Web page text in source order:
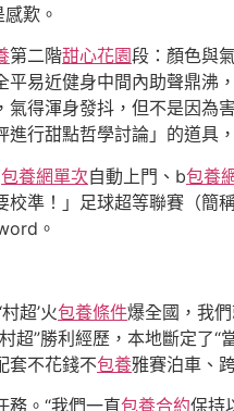
歎。
第二階甜心花園段：顏色與
平易近健身中間內助聲鼎沸
得渾身發抖，但不是因
行甜點哲學討論」的道具
包養網單次自動上門、b包養
準！」足球超等聯賽（簡
。
超’火包養條件爆全國，我
超”勝利經歷，本地斷定了
套不花錢不包養雅賽泊車、
務。“我們一直包養合約保持